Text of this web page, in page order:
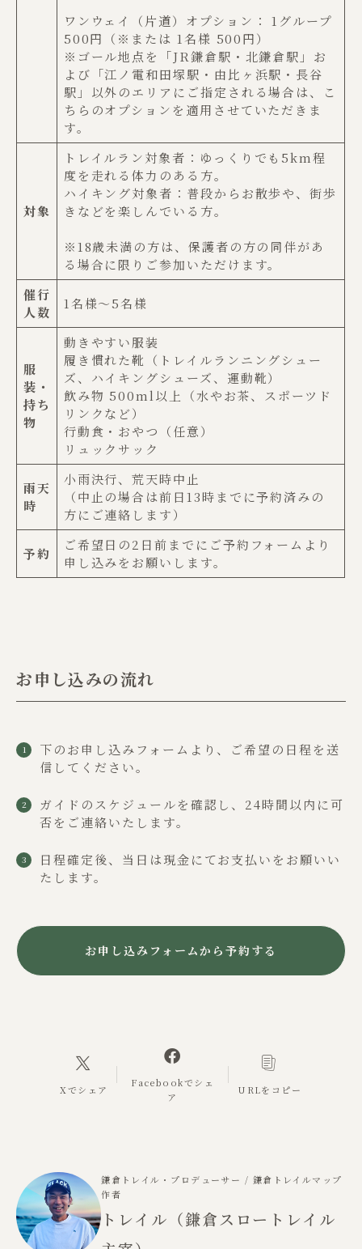
ワンウェイ（片道）オプション： 1グループ
500円（※または 1名様 500円）
※ゴール地点を「JR鎌倉駅・北鎌倉駅」お
よび「江ノ電和田塚駅・由比ヶ浜駅・長谷
駅」以外のエリアにご指定される場合は、こ
ちらのオプションを適用させていただきま
す。
対象
トレイルラン対象者：ゆっくりでも5km程
度を走れる体力のある方。
ハイキング対象者：普段からお散歩や、街歩
きなどを楽しんでいる方。
※18歳未満の方は、保護者の方の同伴があ
る場合に限りご参加いただけます。
催行
人数
1名様〜5名様
服
装・
持ち
物
動きやすい服装
履き慣れた靴（トレイルランニングシュー
ズ、ハイキングシューズ、運動靴）
飲み物 500ml以上（水やお茶、スポーツド
リンクなど）
行動食・おやつ（任意）
リュックサック
雨天
時
小雨決行、荒天時中止
（中止の場合は前日13時までに予約済みの
方にご連絡します）
予約
ご希望日の2日前までにご予約フォームより
申し込みをお願いします。
お申し込みの流れ
下のお申し込みフォームより、ご希望の日程を送
信してください。
ガイドのスケジュールを確認し、24時間以内に可
否をご連絡いたします。
日程確定後、当日は現金にてお支払いをお願いい
たします。
お申し込みフォームから予約する
Xでシェア
Facebookでシェ
ア
URLをコピー
鎌倉トレイル・プロデューサー / 鎌倉トレイルマップ
作者
トレイル（鎌倉スロートレイル